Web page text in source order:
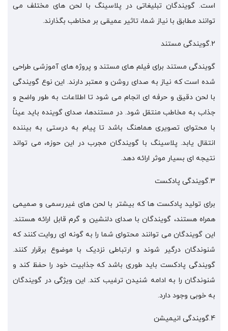
است. گویندگان تبلیغاتی در پلاسینگ با لحن های مختلف می
توانند مطابق با نیاز شما، تاثیر عمیقی بر مخاطب بگذارند.
2.گویندگی مستند
گویندگی مستند برای فیلم های مستند و پروژه های آموزشی طراحی
شده است که نیاز به صدای روشن و معتبر دارند. این نوع گویندگی
با لحن دقیق و حرفه ای انجام می شود تا اطلاعات به طور واضح و
جذاب به مخاطب منتقل شود. در مستندها، صدای گوینده باید عیناً
با محتوای تصویری هماهنگ باشد تا پیام به درستی به بیننده
انتقال یابد. پلاسینگ با گویندگان مجرب در این حوزه، می تواند
نتیجه ای بسیار موثر ارائه دهد.
3.گویندگی پادکست
برای تولید پادکست ها که بیشتر با لحن های غیررسمی و صمیمی
همراه هستند، گویندگان با صدای دلنشین و گرم قابل ارائه هستند.
این گویندگان می توانند محتوای شما را به گونه ای روایت کنند که
شنوندگان درگیر شوند و ارتباطی نزدیک با موضوع برقرار کنند.
گویندگی پادکست باید طوری باشد که جذابیت خود را حفظ کند و
شنوندگان را به ادامه شنیدن ترغیب کند. این ویژگی در گویندگان
به خوبی وجود دارد.
4.گویندگی انیمیشن